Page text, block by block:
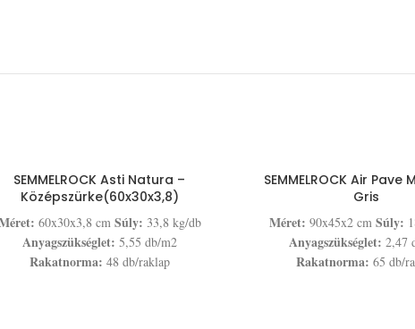
SEMMELROCK Asti Natura –
Középszürke(60x30x3,8)
60x30x3,8 cm Súly: 33,8 kg/db
Anyagszükséglet: 5,55 db/m2
Rakatnorma: 48 db/raklap
SEMMELROCK Air Pave
Gris
Méret: 90x45x2 cm Súly:
Anyagszükséglet: 2,47
Rakatnorma: 65 db/